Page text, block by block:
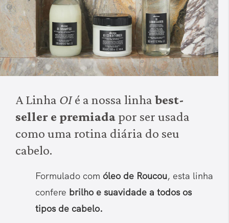
A Linha OIé a nossa linha best-
seller e premiada por ser usada
como uma rotina diária do seu
cabelo.
Formulado com óleo de Roucou, esta linha
confere brilho e suavidade a todos os
tipos de cabelo.